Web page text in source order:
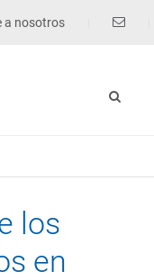
a nosotros
los
en